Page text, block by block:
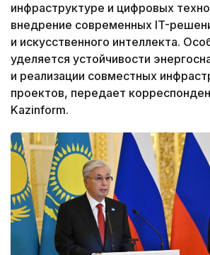
инфраструктуре и цифровых
внедрение современных IT-
и искусственного интеллекта.
уделяется устойчивости
и реализации совместных
проектов, передает
Kazinform.